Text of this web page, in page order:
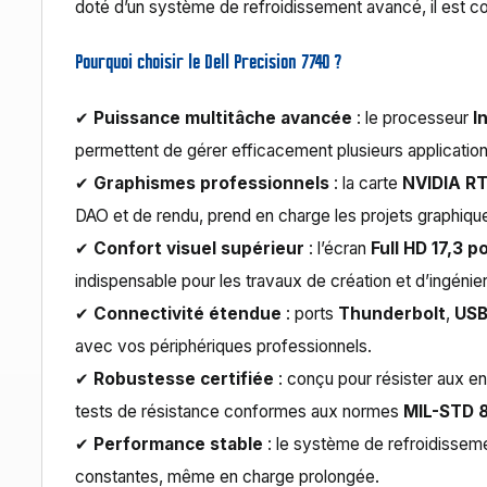
doté d’un système de refroidissement avancé, il est
Pourquoi choisir le Dell Precision 7740 ?
✔ Puissance multitâche avancée : le processeur
permettent de gérer efficacement plusieurs
✔ Graphismes professionnels : la carte NVIDIA
DAO et de rendu, prend en charge les projets
✔ Confort visuel supérieur : l’écran Full HD 17,3
indispensable pour les travaux de création et
✔ Connectivité étendue : ports Thunderbolt,
avec vos périphériques professionnels.
✔ Robustesse certifiée : conçu pour résister aux
tests de résistance conformes aux normes MIL-STD
✔ Performance stable : le système de
constantes, même en charge prolongée.